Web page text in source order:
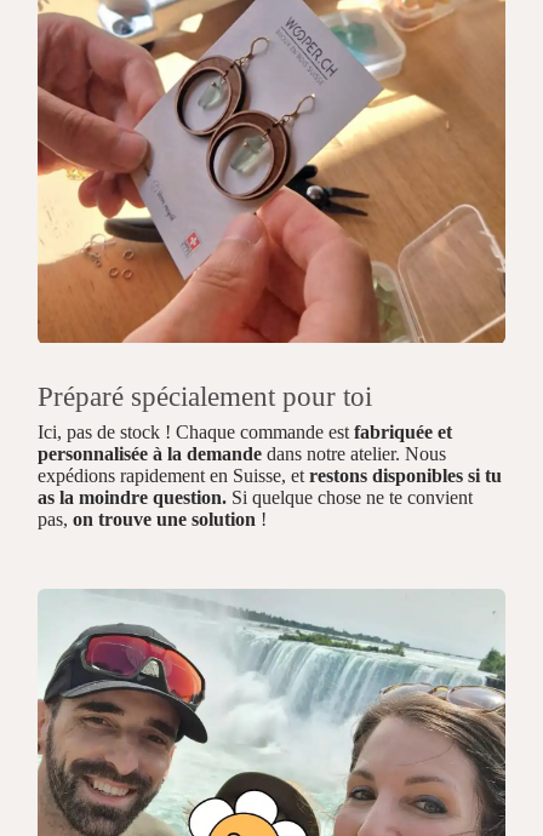
Préparé spécialement pour toi
Ici, pas de stock ! Chaque commande est fabriquée et
personnalisée à la demande dans notre atelier. Nous
expédions rapidement en Suisse, etrestons disponibles si tu
as la moindre question. Si quelque chose ne te convient
pas,on trouve une solution !